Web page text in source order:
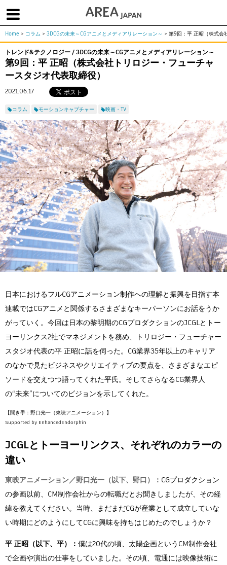
体験版で始める 学生向け無償版 ソフトを購入
About us | フォーラム | お問合せ | メールマガジン
コラム
ムービー
Movies
イベント
Events Products
求人
Jobs
注目のキーワード
インディー版
3DCGとは
ゲーム開発
建築・製造
アニメ
教育機関・学生
Flow Production Tracking（旧ShotGrid）
Flow Studio
Home > コラム > 3DCGの未来～CGアニメとメディアリレーション～ > 第9回：平 正昭（株式会
トレンド&テクノロジー / 3DCGの未来～CGアニメとメディアリレーション～
第9回：平 正昭（株式会社トリロジー・フューチャ
ースタジオ代表取締役）
2021.06.17
コラム モーションキャプチャー 映画・TV
日本におけるフルCGアニメーション制作への理解と振興を目指す本
連載ではCGアニメと関係するさまざまなキーパーソンにお話をうか
がっていく。今回は日本の黎明期のCGプロダクションのJCGLとトー
ヨーリンクス2社でマネジメントを務め、トリロジー・フューチャー
スタジオ代表の平 正昭に話を伺った。CG業界35年以上のキャリア
のなかで見たビジネスやクリエイティブの要点を、さまざまなエピ
ソードを交えつつ語ってくれた平氏。そしてさらなるCG業界人
の“未来”についてのビジョンを示してくれた。
【聞き手：野口光一（東映アニメーション）】
Supported by EnhancedEndorphin
JCGLとトーヨーリンクス、それぞれのカラーの
違い
東映アニメーション／野口光一（以下、野口）： CGプロダクション
の参画以前、CM制作会社からの転職だとお聞きしましたが、その経
緯を教えてください。当時、まだまだCGが産業として成立していな
い時期にどのようにしてCGに興味を持ちはじめたのでしょうか？
平 正昭（以下、平）： 僕は20代の頃、太陽企画というCM制作会社
で企画や演出の仕事をしていました。その頃、電通には映像技術に